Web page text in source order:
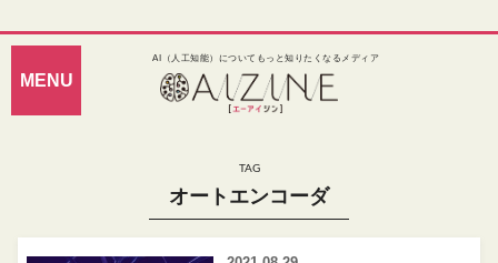
AI（人工知能）についてもっと知りたくなるメディア
オートエンコーダ